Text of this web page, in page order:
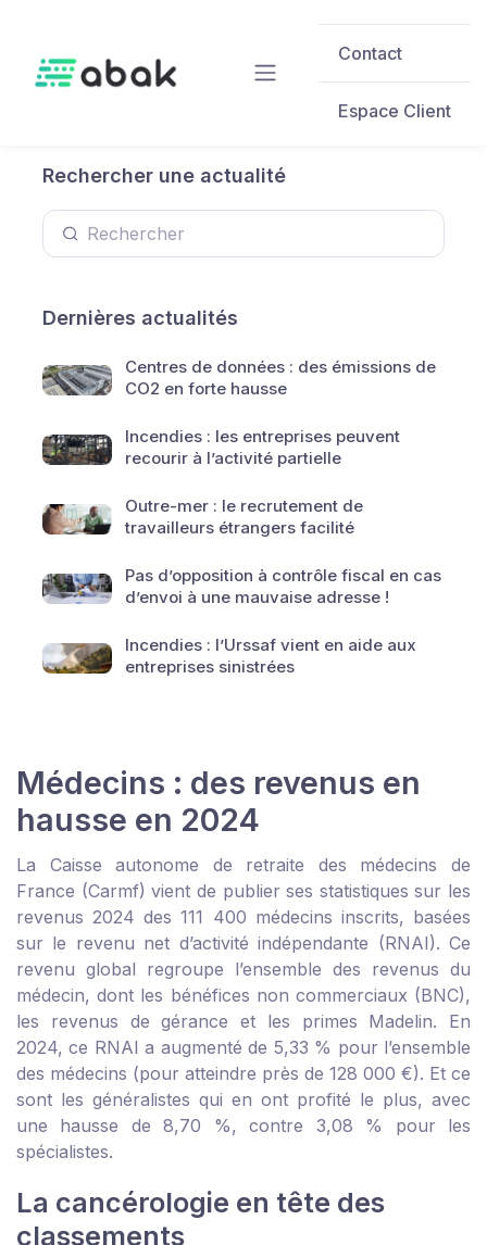
Contact
Espace Client
Rechercher une actualité
Dernières actualités
Centres de données : des émissions de
CO2 en forte hausse
Incendies : les entreprises peuvent
recourir à l’activité partielle
Outre-mer : le recrutement de
travailleurs étrangers facilité
Pas d’opposition à contrôle fiscal en cas
d’envoi à une mauvaise adresse !
Incendies : l’Urssaf vient en aide aux
entreprises sinistrées
Médecins : des revenus en
hausse en 2024
La Caisse autonome de retraite des médecins de
France (Carmf) vient de publier ses statistiques sur les
revenus 2024 des 111 400 médecins inscrits, basées
sur le revenu net d’activité indépendante (RNAI). Ce
revenu global regroupe l’ensemble des revenus du
médecin, dont les bénéfices non commerciaux (BNC),
les revenus de gérance et les primes Madelin. En
2024, ce RNAI a augmenté de 5,33 % pour l’ensemble
des médecins (pour atteindre près de 128 000 €). Et ce
sont les généralistes qui en ont profité le plus, avec
une hausse de 8,70 %, contre 3,08 % pour les
spécialistes.
La cancérologie en tête des
classements